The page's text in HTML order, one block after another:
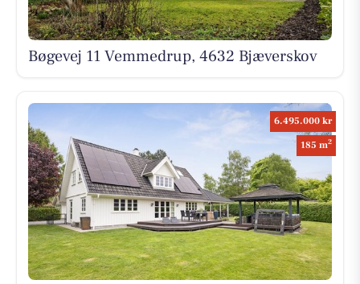
Bøgevej 11 Vemmedrup, 4632 Bjæverskov
6.495.000 kr
185 m2